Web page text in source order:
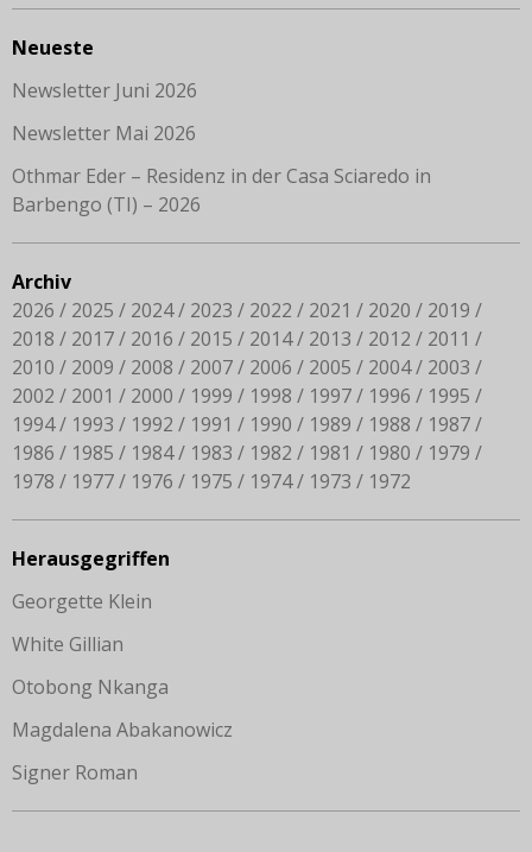
Neueste
Newsletter Juni 2026
Newsletter Mai 2026
Othmar Eder – Residenz in der Casa Sciaredo in
Barbengo (TI) – 2026
Archiv
2026
2025 2024 2023 2022 2021 2020
2019
2018
2017 2016 2015 2014 2013 2012
2011
2010
2009 2008 2007 2006 2005 2004
2003
2002
2001 2000 1999 1998 1997 1996
1995
1994
1993 1992 1991 1990 1989 1988
1987
1986
1985 1984 1983 1982 1981 1980
1979
1978
1977 1976 1975 1974 1973 1972
Herausgegriffen
Georgette Klein
White Gillian
Otobong Nkanga
Magdalena Abakanowicz
Signer Roman